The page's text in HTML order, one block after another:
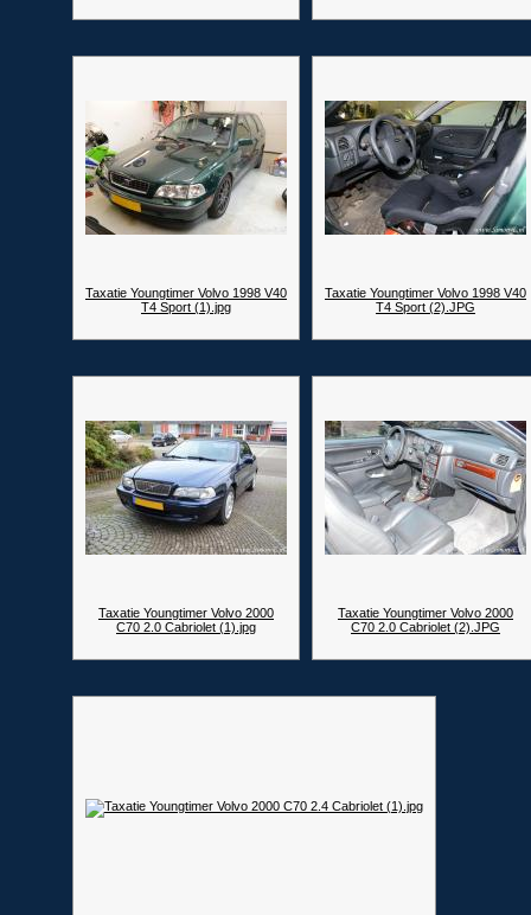
Taxatie Youngtimer Volvo 1998 V40
T4 Sport (1).jpg
Taxatie Youngtimer Volvo 1998 V40
T4 Sport (2).JPG
Taxatie Youngtimer Volvo 2000
C70 2.0 Cabriolet (1).jpg
Taxatie Youngtimer Volvo 2000
C70 2.0 Cabriolet (2).JPG